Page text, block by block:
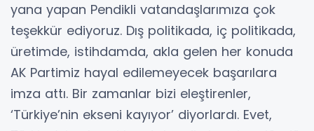
yana yapan Pendikli vatandaşlarımıza çok
teşekkür ediyoruz. Dış politikada, iç politikada,
üretimde, istihdamda, akla gelen her konuda
AK Partimiz hayal edilemeyecek başarılara
imza attı. Bir zamanlar bizi eleştirenler,
‘Türkiye’nin ekseni kayıyor’ diyorlardı. Evet,